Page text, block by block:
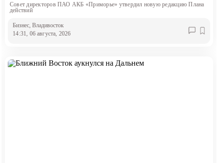
Совет директоров ПАО АКБ «Приморье» утвердил новую редакцию Плана
действий
Бизнес, Владивосток
14:31, 06 августа, 2026